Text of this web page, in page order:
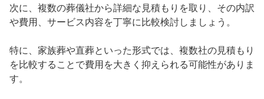
次に、複数の葬儀社から詳細な見積もりを取り、その内訳
や費用、サービス内容を丁寧に比較検討しましょう。
特に、家族葬や直葬といった形式では、複数社の見積もり
を比較することで費用を大きく抑えられる可能性がありま
す。